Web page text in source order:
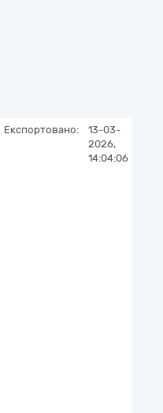
Експортовано:
13-03-
2026,
14:04:06